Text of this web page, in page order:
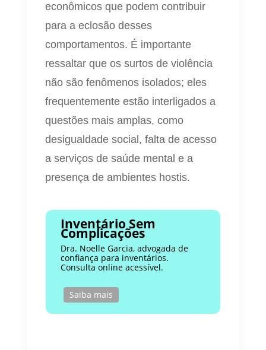
econômicos que podem contribuir
para a eclosão desses
comportamentos. É importante
ressaltar que os surtos de violência
não são fenômenos isolados; eles
frequentemente estão interligados a
questões mais amplas, como
desigualdade social, falta de acesso
a serviços de saúde mental e a
presença de ambientes hostis.
Inventário Sem
Complicações
Dra. Noelle Garcia, advogada de
confiança para inventários.
Consulta online acessível.
Saiba mais